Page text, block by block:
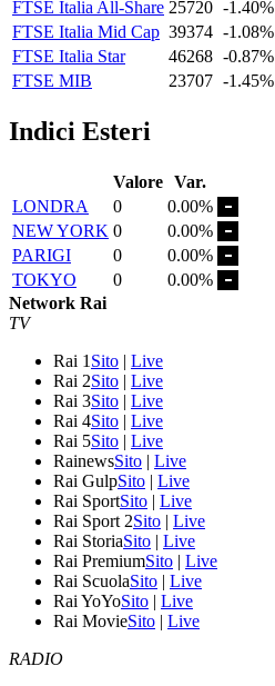
FTSE Italia All-Share 25720 -1.40%
FTSE Italia Mid Cap 39374 -1.08%
FTSE Italia Star
46268 -0.87%
FTSE MIB
23707 -1.45%
Indici Esteri
Valore Var.
LONDRA
0
0.00%
NEW YORK 0
0.00%
PARIGI
0
0.00%
TOKYO
0
0.00%
Network Rai
TV
Rai 1 Sito | Live
Rai 2Sito | Live
Rai 3Sito | Live
Rai 4Sito | Live
Rai 5Sito | Live
RainewsSito | Live
Rai GulpSito | Live
Rai SportSito | Live
Rai Sport 2Sito | Live
Rai StoriaSito | Live
Rai PremiumSito | Live
Rai ScuolaSito | Live
Rai YoYoSito | Live
Rai MovieSito | Live
RADIO